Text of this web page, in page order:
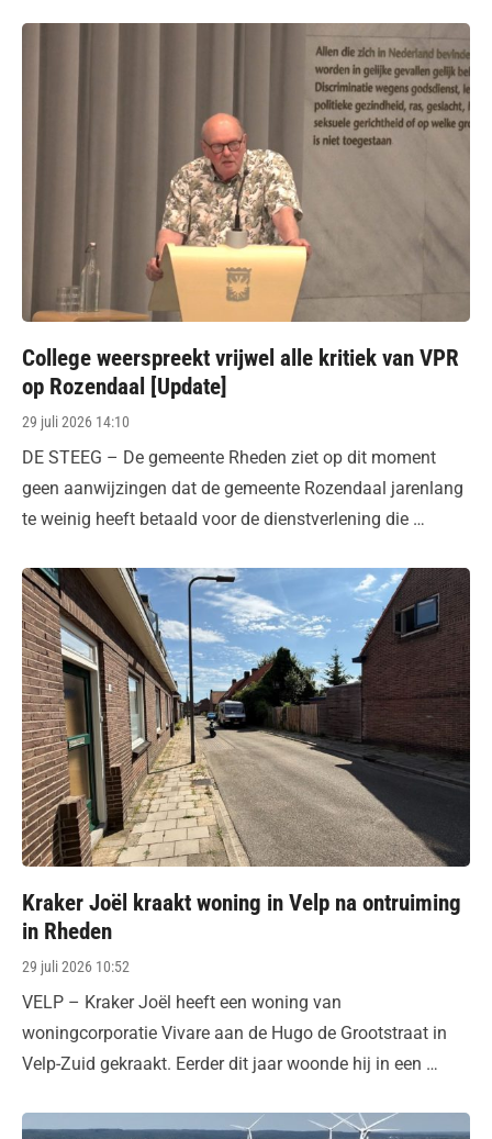
College weerspreekt vrijwel alle kritiek van VPR
op Rozendaal [Update]
Posted
29 juli 2026 14:10
DE STEEG – De gemeente Rheden ziet op dit moment
geen aanwijzingen dat de gemeente Rozendaal jarenlang
te weinig heeft betaald voor de dienstverlening die …
Kraker Joël kraakt woning in Velp na ontruiming
in Rheden
Posted
29 juli 2026 10:52
VELP – Kraker Joël heeft een woning van
woningcorporatie Vivare aan de Hugo de Grootstraat in
Velp-Zuid gekraakt. Eerder dit jaar woonde hij in een …